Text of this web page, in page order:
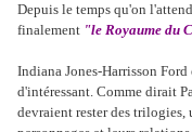
Depuis le temps qu'on
finalement "le Royaume du
Indiana Jones-Harrisson
d'intéressant. Comme dirait
devraient rester des